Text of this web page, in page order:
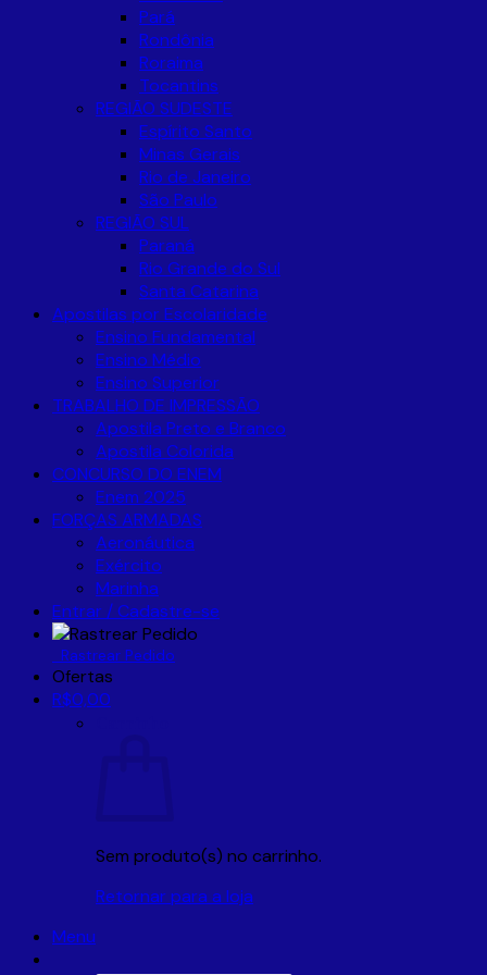
Pará
Rondônia
Roraima
Tocantins
REGIÃO SUDESTE
Espírito Santo
Minas Gerais
Rio de Janeiro
São Paulo
REGIÃO SUL
Paraná
Rio Grande do Sul
Santa Catarina
Apostilas por Escolaridade
Ensino Fundamental
Ensino Médio
Ensino Superior
TRABALHO DE IMPRESSÃO
Apostila Preto e Branco
Apostila Colorida
CONCURSO DO ENEM
Enem 2025
FORÇAS ARMADAS
Aeronáutica
Exército
Marinha
Entrar / Cadastre-se
Rastrear Pedido
Ofertas
R$0,00
Sem produto(s) no carrinho.
Retornar para a loja
Menu